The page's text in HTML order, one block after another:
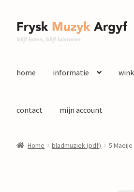
Ga
door
Ga
naar
home informatie
contact mijn account
Home bladmuziek (pdf) 5